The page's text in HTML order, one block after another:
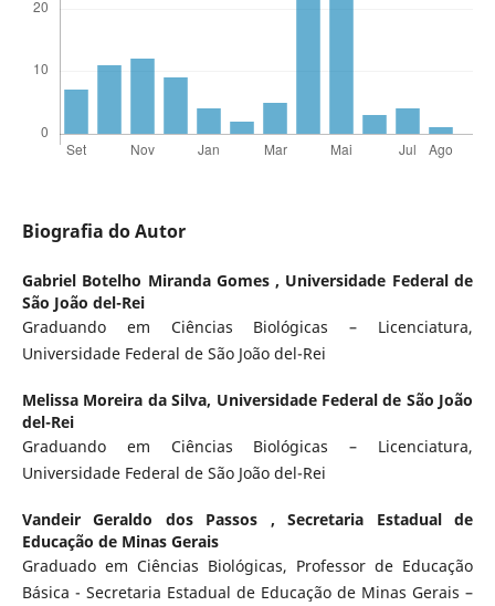
Biografia do Autor
Gabriel Botelho Miranda Gomes , Universidade Federal de
São João del-Rei
Graduando em Ciências Biológicas – Licenciatura,
Universidade Federal de São João del-Rei
Melissa Moreira da Silva, Universidade Federal de São João
del-Rei
Graduando em Ciências Biológicas – Licenciatura,
Universidade Federal de São João del-Rei
Vandeir Geraldo dos Passos ,Secretaria Estadual de
Educação de Minas Gerais
Graduado em Ciências Biológicas, Professor de Educação
Básica - Secretaria Estadual de Educação de Minas Gerais –